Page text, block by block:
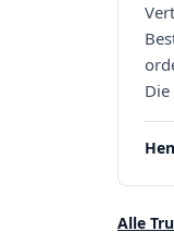
auf
ist
Alle